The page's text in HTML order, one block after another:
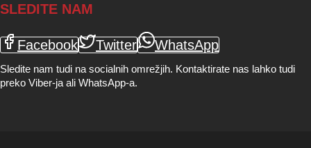
SLEDITE NAM
Facebook Twitter WhatsApp
Sledite nam tudi na socialnih omrežjih. Kontaktirate nas lahko tudi
preko Viber-ja ali WhatsApp-a.